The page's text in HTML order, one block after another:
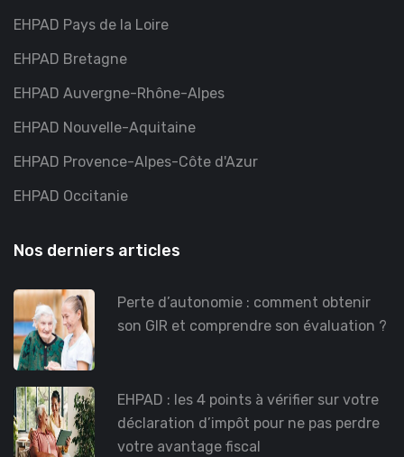
EHPAD Pays de la Loire
EHPAD Bretagne
EHPAD Auvergne-Rhône-Alpes
EHPAD Nouvelle-Aquitaine
EHPAD Provence-Alpes-Côte d'Azur
EHPAD Occitanie
Nos derniers articles
Perte d’autonomie : comment obtenir
son GIR et comprendre son évaluation ?
EHPAD : les 4 points à vérifier sur votre
déclaration d’impôt pour ne pas perdre
votre avantage fiscal